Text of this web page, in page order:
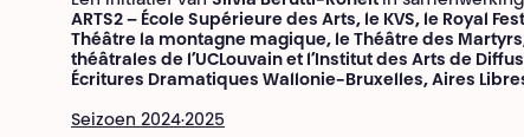
ARTS2 – École Supérieure des Arts, le KVS, le Royal
Théâtre la montagne magique, le Théâtre des
théâtrales de l’UCLouvain et l’Institut des Arts de
Écritures Dramatiques Wallonie-Bruxelles, Aires
Seizoen 2024·2025